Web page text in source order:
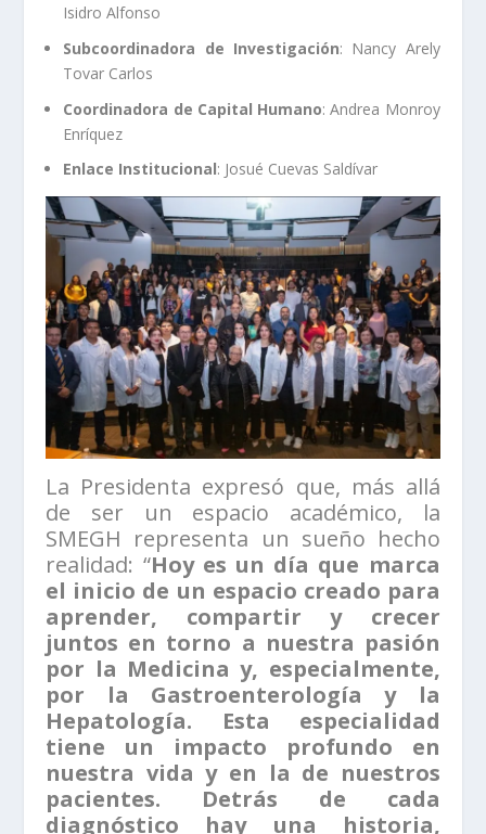
Isidro Alfonso
Subcoordinadora de Investigación: Nancy Arely
Tovar Carlos
Coordinadora de Capital Humano: Andrea Monroy
Enríquez
Enlace Institucional: Josué Cuevas Saldívar
La Presidenta expresó que, más allá
de ser un espacio académico, la
SMEGH representa un sueño hecho
realidad: “Hoy es un día que marca
el inicio de un espacio creado para
aprender, compartir y crecer
juntos en torno a nuestra pasión
por la Medicina y, especialmente,
por la Gastroenterología y la
Hepatología. Esta especialidad
tiene un impacto profundo en
nuestra vida y en la de nuestros
pacientes. Detrás de cada
diagnóstico hay una historia,